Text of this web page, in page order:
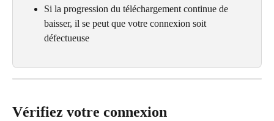
Si la progression du téléchargement continue de
baisser, il se peut que votre connexion soit
défectueuse
Vérifiez votre connexion